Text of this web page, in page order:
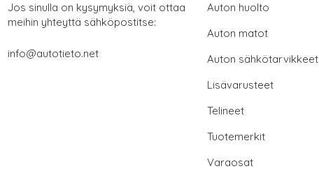
Jos sinulla on kysymyksiä, voit ottaa
meihin yhteyttä sähköpostitse:
info@autotieto.net
Auton huolto
Auton matot
Auton sähkötarvikkeet
Lisävarusteet
Telineet
Tuotemerkit
Varaosat